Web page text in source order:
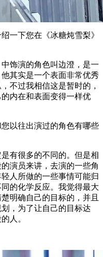
一下您在《冰糖炖雪梨》
饰演的角色叫边澄，是一
其实是一个表面非常优秀
不过我相信这是暂时的，
内在和表面变得一样优
以往出演过的角色有哪些
有很多的不同的。但是相
演员来讲，去演的一些角
人所做的一些事情可能归
的化学反应。我觉得最大
明确自己的目标的，并且
，为了让自己的目标达
人。